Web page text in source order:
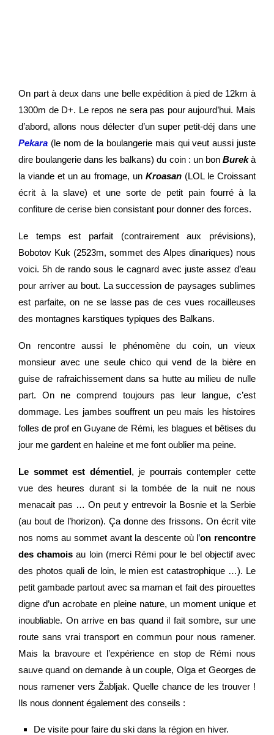
On part à deux dans une belle expédition à pied de 12km à
1300m de D+. Le repos ne sera pas pour aujourd’hui. Mais
d’abord, allons nous délecter d’un super petit-déj dans une
Pekara (le nom de la boulangerie mais qui veut aussi juste
dire boulangerie dans les balkans) du coin : un bon Burekà
la viande et un au fromage, un Kroasan (LOL le Croissant
écrit à la slave) et une sorte de petit pain fourré à la
confiture de cerise bien consistant pour donner des forces.
Le temps est parfait (contrairement aux prévisions),
Bobotov Kuk (2523m, sommet des Alpes dinariques) nous
voici. 5h de rando sous le cagnard avec juste assez d’eau
pour arriver au bout. La succession de paysages sublimes
est parfaite, on ne se lasse pas de ces vues rocailleuses
des montagnes karstiques typiques des Balkans.
On rencontre aussi le phénomène du coin, un vieux
monsieur avec une seule chico qui vend de la bière en
guise de rafraichissement dans sa hutte au milieu de nulle
part. On ne comprend toujours pas leur langue, c’est
dommage. Les jambes souffrent un peu mais les histoires
folles de prof en Guyane de Rémi, les blagues et bêtises du
jour me gardent en haleine et me font oublier ma peine.
Le sommet est démentiel, je pourrais contempler cette
vue des heures durant si la tombée de la nuit ne nous
menacait pas … On peut y entrevoir la Bosnie et la Serbie
(au bout de l’horizon). Ça donne des frissons. On écrit vite
nos noms au sommet avant la descente où l’on rencontre
des chamois au loin (merci Rémi pour le bel objectif avec
des photos quali de loin, le mien est catastrophique …). Le
petit gambade partout avec sa maman et fait des pirouettes
digne d’un acrobate en pleine nature, un moment unique et
inoubliable. On arrive en bas quand il fait sombre, sur une
route sans vrai transport en commun pour nous ramener.
Mais la bravoure et l’expérience en stop de Rémi nous
sauve quand on demande à un couple, Olga et Georges de
nous ramener versŽabljak. Quelle chance de les trouver !
Ils nous donnent également des conseils :
De visite pour faire du ski dans la région en hiver.